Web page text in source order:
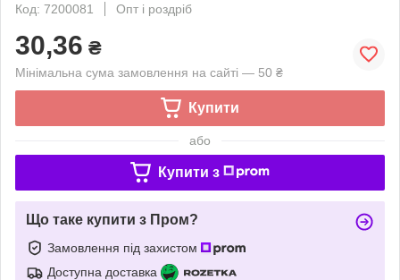
Код: 7200081
Опт і роздріб
30,36 ₴
Мінімальна сума замовлення на сайті — 50 ₴
Купити
або
Купити з
Що таке купити з Пром?
Замовлення під захистом
Доступна доставка